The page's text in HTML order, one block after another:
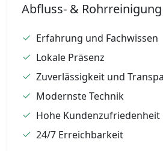
Abfluss- & Rohrreinigung
Erfahrung und Fachwissen
Lokale Präsenz
Zuverlässigkeit und
Modernste Technik
Hohe Kundenzufriedenheit
24/7 Erreichbarkeit